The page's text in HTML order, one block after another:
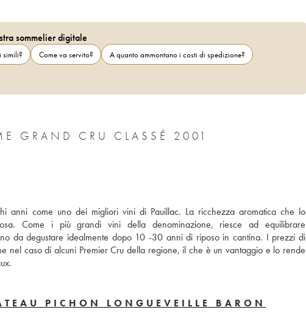
sommelier digitale
simili? Come va servito?
A quanto ammontano i costi di spedizione?
GRAND CRU CLASSÉ 2001
anni come uno dei migliori vini di Pauillac. La ricchezza aromatica che lo
Come i più grandi vini della denominazione, riesce ad equilibrare
da degustare idealmente dopo 10 -30 anni di riposo in cantina. I prezzi di
nel caso di alcuni Premier Cru della regione, il che è un vantaggio e lo rende
PICHON LONGUEVEILLE BARON